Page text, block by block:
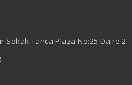
Tanca Plaza No:25 Daire 2